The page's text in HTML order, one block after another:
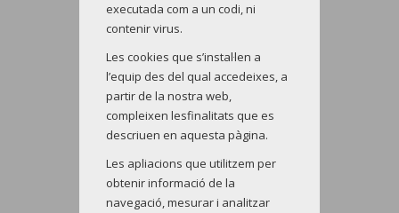
executada com a un codi, ni
contenir virus.
Les cookies que s’instal·len a
l’equip des del qual accedeixes, a
partir de la nostra web,
compleixen lesfinalitats que es
descriuen en aquesta pàgina.
Les apliacions que utilitzem per
obtenir informació de la
navegació, mesurar i analitzar